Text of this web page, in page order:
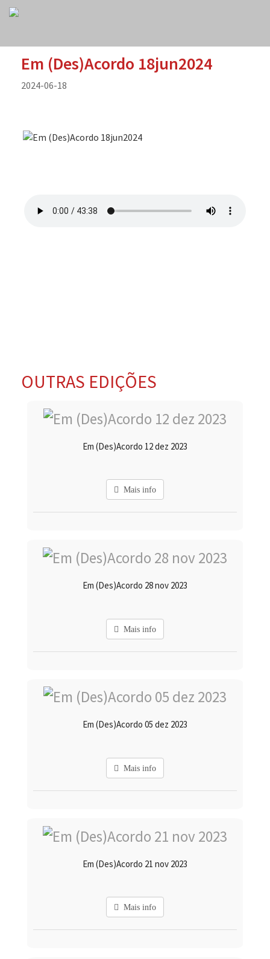
Em (Des)Acordo 18jun2024
2024-06-18
OUTRAS EDIÇÕES
Em (Des)Acordo 12 dez 2023
Mais info
Em (Des)Acordo 28 nov 2023
Mais info
Em (Des)Acordo 05 dez 2023
Mais info
Em (Des)Acordo 21 nov 2023
Mais info